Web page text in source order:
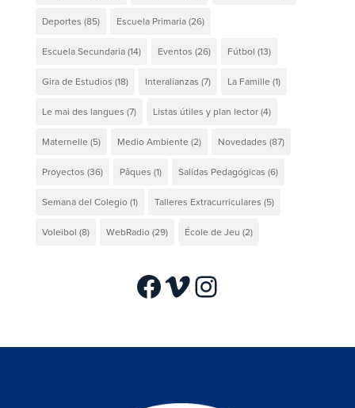
Deportes (85) Escuela Primaria(26)
Escuela Secundaria(14) Eventos (26) Fútbol (13)
Gira de Estudios (18) Interalianzas (7) La Famille (1)
Le mai des langues (7) Listas útiles y plan lector(4)
Maternelle (5) Medio Ambiente (2) Novedades (87)
Proyectos (36) Pâques (1) Salidas Pedagógicas (6)
Semana del Colegio(1) Talleres Extracurriculares (5)
Voleibol (8) WebRadio(29) École de Jeu (2)
Facebook
VimeoInstagram